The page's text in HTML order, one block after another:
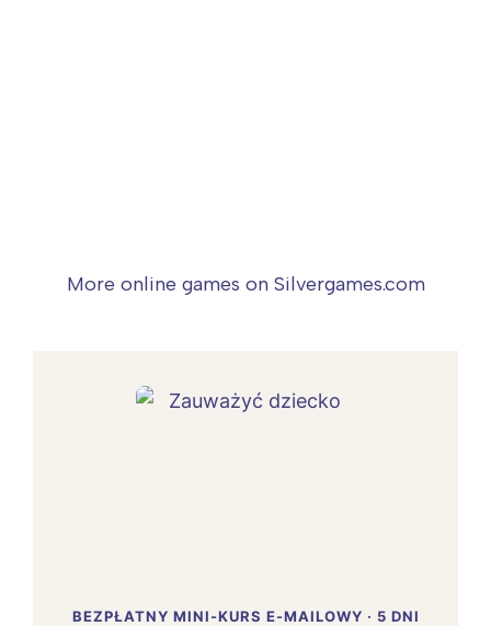
More online games on Silvergames.com
BEZPŁATNY MINI-KURS E-MAILOWY · 5 DNI